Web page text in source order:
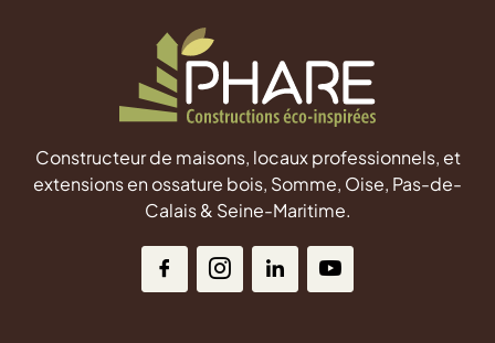
Constructeur de maisons, locaux professionnels, et
extensions en ossature bois, Somme, Oise, Pas-de-
Calais & Seine-Maritime.